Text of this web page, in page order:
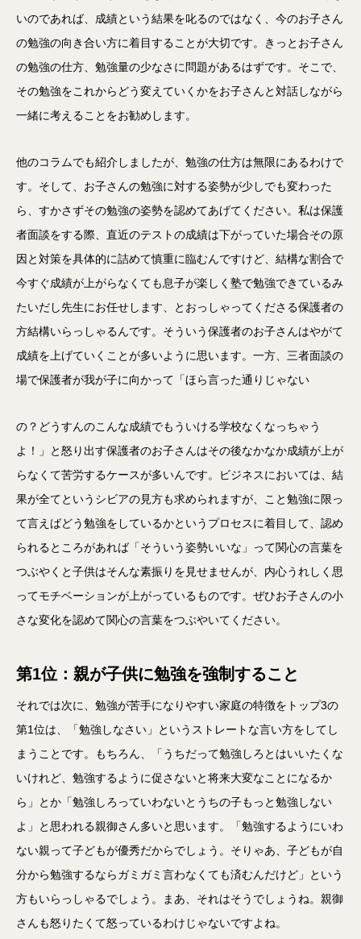
いのであれば、成績という結果を叱るのではなく、今のお子さん
の勉強の向き合い方に着目することが大切です。きっとお子さん
の勉強の仕方、勉強量の少なさに問題があるはずです。そこで、
その勉強をこれからどう変えていくかをお子さんと対話しながら
一緒に考えることをお勧めします。
他のコラムでも紹介しましたが、勉強の仕方は無限にあるわけで
す。そして、お子さんの勉強に対する姿勢が少しでも変わった
ら、すかさずその勉強の姿勢を認めてあげてください。私は保護
者面談をする際、直近のテストの成績は下がっていた場合その原
因と対策を具体的に詰めて慎重に臨むんですけど、結構な割合で
今すぐ成績が上がらなくても息子が楽しく塾で勉強できているみ
たいだし先生にお任せします、とおっしゃってくださる保護者の
方結構いらっしゃるんです。そういう保護者のお子さんはやがて
成績を上げていくことが多いように思います。一方、三者面談の
場で保護者が我が子に向かって「ほら言った通りじゃない
の？どうすんのこんな成績でもういける学校なくなっちゃう
よ！」と怒り出す保護者のお子さんはその後なかなか成績が上が
らなくて苦労するケースが多いんです。ビジネスにおいては、結
果が全てというシビアの見方も求められますが、こと勉強に限っ
て言えばどう勉強をしているかというプロセスに着目して、認め
られるところがあれば「そういう姿勢いいな」って関心の言葉を
つぶやくと子供はそんな素振りを見せませんが、内心うれしく思
ってモチベーションが上がっているものです。ぜひお子さんの小
さな変化を認めて関心の言葉をつぶやいてください。
第1位：親が子供に勉強を強制すること
それでは次に、勉強が苦手になりやすい家庭の特徴をトップ3の
第1位は、「勉強しなさい」というストレートな言い方をしてし
まうことです。もちろん、「うちだって勉強しろとはいいたくな
いけれど、勉強するように促さないと将来大変なことになるか
ら」とか「勉強しろっていわないとうちの子もっと勉強しない
よ」と思われる親御さん多いと思います。「勉強するようにいわ
ない親って子どもが優秀だからでしょう。そりゃあ、子どもが自
分から勉強するならガミガミ言わなくても済むんだけど」という
方もいらっしゃるでしょう。まあ、それはそうでしょうね。親御
さんも怒りたくて怒っているわけじゃないですよね。